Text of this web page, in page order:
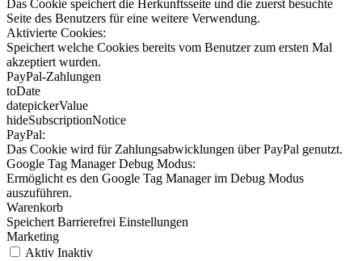
Das Cookie speichert die Herkunftsseite und die zuerst besuchte
Seite des Benutzers für eine weitere Verwendung.
Aktivierte Cookies:
Speichert welche Cookies bereits vom Benutzer zum ersten Mal
akzeptiert wurden.
PayPal-Zahlungen
toDate
datepickerValue
hideSubscriptionNotice
PayPal:
Das Cookie wird für Zahlungsabwicklungen über PayPal genutzt.
Google Tag Manager Debug Modus:
Ermöglicht es den Google Tag Manager im Debug Modus
auszuführen.
Warenkorb
Speichert Barrierefrei Einstellungen
Marketing
Aktiv Inaktiv